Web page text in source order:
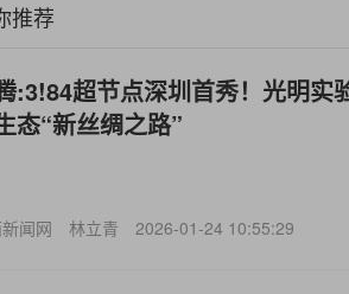
推荐
:3!84超节点深圳首秀！光明实
态“新丝绸之路”
闻网 林立青 2026-01-24 10:55:29